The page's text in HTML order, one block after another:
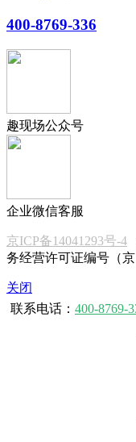
400-8769-336
趣现场公众号
企业微信客服
京ICP备14041293号-4
务经营许可证编号（京
关闭
联系电话： 400-8769-